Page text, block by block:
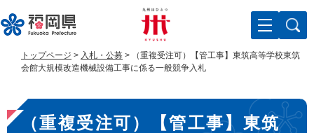
ー
ジ
す
。
ニ
ュ
し
て
トップページ > 入札・公募 >
（重複受注可）【管工事】東筑高等学校東筑
会館大規模改造機械設備工事に係る一般競争入札
本
文
（重複受注可）【管工事】東筑